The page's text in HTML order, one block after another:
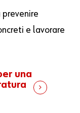
e lavorare
una